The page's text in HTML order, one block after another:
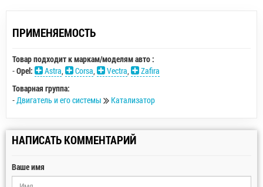
ПРИМЕНЯЕМОСТЬ
Товар подходит к маркам/моделям авто :
-Opel: Astra, Corsa, Vectra,
Zafira
Товарная группа:
-Двигатель и его системы Катализатор
НАПИСАТЬ КОММЕНТАРИЙ
Ваше имя